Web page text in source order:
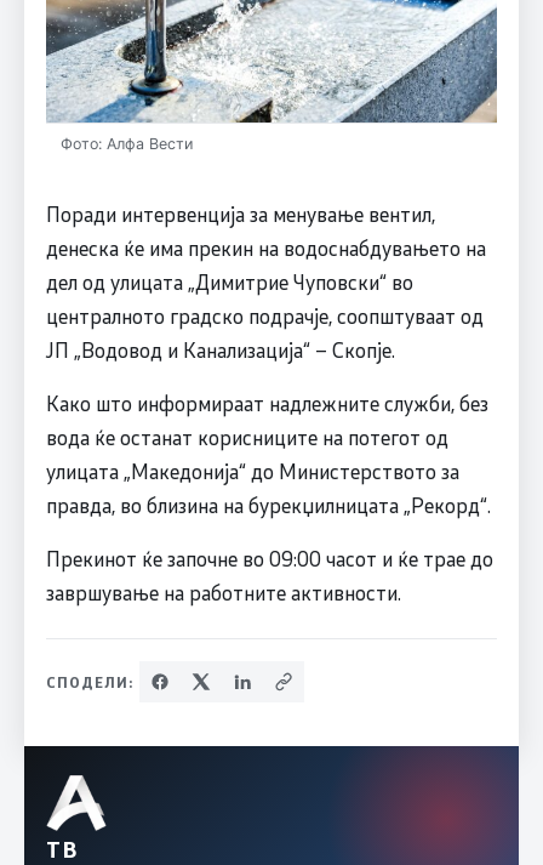
Фото: Алфа Вести
Поради интервенција за менување вентил,
денеска ќе има прекин на водоснабдувањето на
дел од улицата „Димитрие Чуповски“ во
централното градско подрачје, соопштуваат од
ЈП „Водовод и Канализација“ – Скопје.
Како што информираат надлежните служби, без
вода ќе останат корисниците на потегот од
улицата „Македонија“ до Министерството за
правда, во близина на бурекџилницата „Рекорд“.
Прекинот ќе започне во 09:00 часот и ќе трае до
завршување на работните активности.
СПОДЕЛИ:
ТВ